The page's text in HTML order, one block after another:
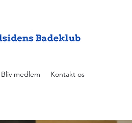
Bliv medlem Kontakt os